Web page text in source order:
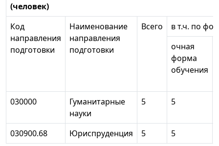
(человек)
Код
направления
подготовки
Наименование
направления
подготовки
Всего
в т.ч. по
очная
форма
обучения
030000
Гуманитарные
науки
5 5
030900.68 Юриспруденция 5 5